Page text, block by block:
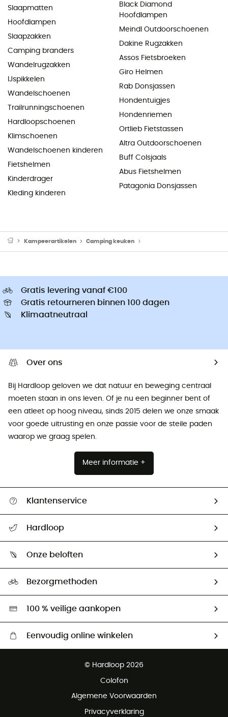
Slaapmatten
Hoofdlampen
Slaapzakken
Camping branders
Wandelrugzakken
IJspikkelen
Wandelschoenen
Trailrunningschoenen
Hardloopschoenen
Klimschoenen
Wandelschoenen kinderen
Fietshelmen
Kinderdrager
Kleding kinderen
Black Diamond
Hoofdlampen
Meindl Outdoorschoenen
Dakine Rugzakken
Assos Fietsbroeken
Giro Helmen
Rab Donsjassen
Hondentuigjes
Hondenriemen
Ortlieb Fietstassen
Altra Outdoorschoenen
Buff Colsjaals
Abus Fietshelmen
Patagonia Donsjassen
Kampeerartikelen Camping keuken
Gratis levering vanaf €100
Gratis retourneren binnen 100 dagen
Klimaatneutraal
Over ons
Bij Hardloop geloven we dat natuur en beweging centraal
moeten staan ​​in ons leven. Of je nu een beginner bent of
een atleet op hoog niveau, sinds 2015 delen we onze smaak
voor goede uitrusting en onze passie voor de steile paden
waarop we graag spelen.
Meer informatie +
Klantenservice
Mijn zending volgen
Retourzendingen & Terugbetalingen
Hardloop
Ambassadeurs
Onze beloften
Hardgreen
Bezorgmethoden
100 % veilige aankopen
Eenvoudig online winkelen
Gratis retourneren binnen 100 dagen
© Hardloop 2026
Colofon
Algemene Voorwaarden
Privacyverklaring